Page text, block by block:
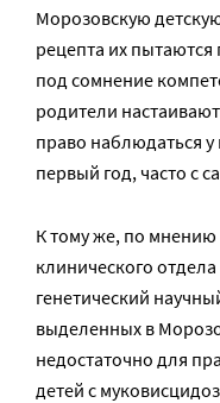
Морозовскую
рецепта их
под сомнение
родители
право наблюдаться у
первый год, часто с
К тому же, по мнению
клинического
генетический
выделенных в
недостаточно для
детей с